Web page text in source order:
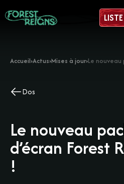
Accueil›Actus›Mises à jour›
Dos
Le nouveau
d’écran Forest
!